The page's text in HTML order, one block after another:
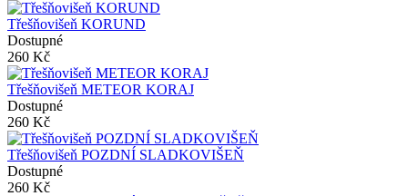
Třešňovišeň KORUND
Dostupné
260 Kč
Třešňovišeň METEOR KORAJ
Dostupné
260 Kč
Třešňovišeň POZDNÍ SLADKOVIŠEŇ
Dostupné
260 Kč